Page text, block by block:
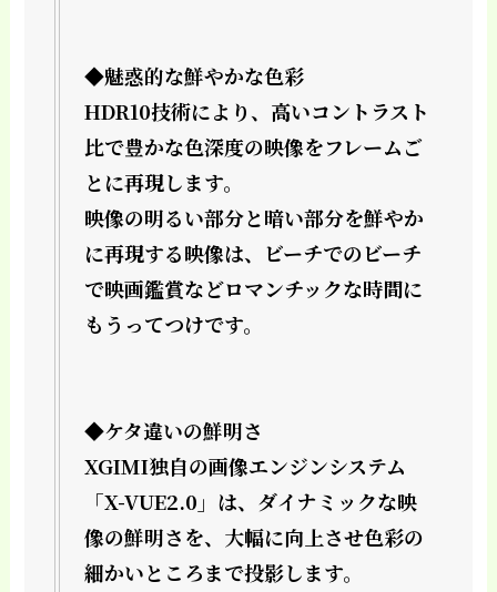
◆魅惑的な鮮やかな色彩
HDR10技術により、高いコントラスト
比で豊かな色深度の映像をフレームご
とに再現します。
映像の明るい部分と暗い部分を鮮やか
に再現する映像は、ビーチでのビーチ
で映画鑑賞などロマンチックな時間に
もうってつけです。
◆ケタ違いの鮮明さ
XGIMI独自の画像エンジンシステム
「X-VUE2.0」は、ダイナミックな映
像の鮮明さを、大幅に向上させ色彩の
細かいところまで投影します。